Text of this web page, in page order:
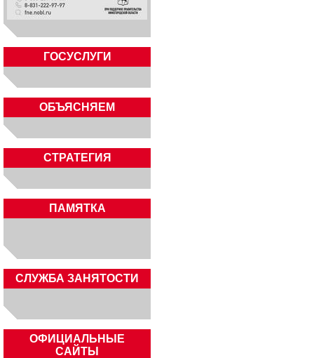
ГОСУСЛУГИ
ОБЪЯСНЯЕМ
СТРАТЕГИЯ
ПАМЯТКА
CЛУЖБА ЗАНЯТОСТИ
ОФИЦИАЛЬНЫЕ
САЙТЫ